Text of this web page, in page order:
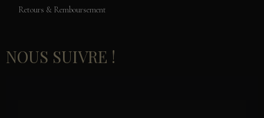
Retours & Remboursement
NOUS SUIVRE !